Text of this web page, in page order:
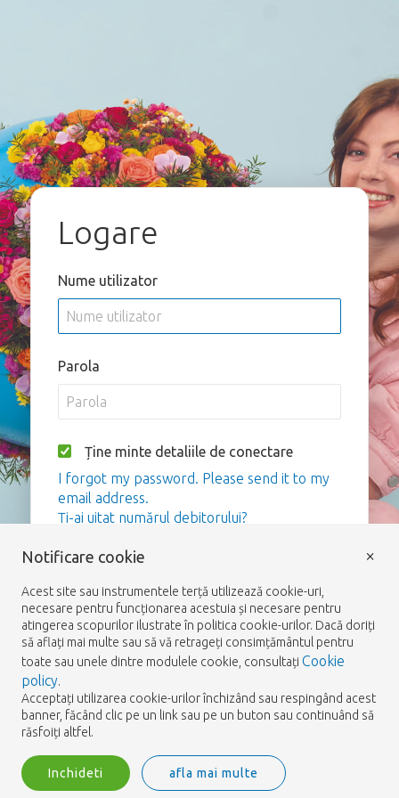
Logare
Nume utilizator
Parola
Ține minte detaliile de conectare
I forgot my password. Please send it to my
email address.
Ți-ai uitat numărul debitorului?
Notificare cookie
Acest site sau instrumentele terță utilizează cookie-uri,
necesare pentru funcționarea acestuia și necesare pentru
atingerea scopurilor ilustrate în politica cookie-urilor. Dacă doriți
să aflați mai multe sau să vă retrageți consimțământul pentru
toate sau unele dintre modulele cookie, consultați Cookie
policy.
Acceptați utilizarea cookie-urilor închizând sau respingând acest
banner, făcând clic pe un link sau pe un buton sau continuând să
răsfoiți altfel.
Inchideti afla mai multe
×